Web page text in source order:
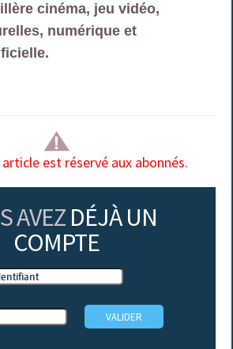
cinéma, jeu vidéo,
numérique et
article est réservé aux abonnés.
AVEZ DÉJÀ UN
COMPTE